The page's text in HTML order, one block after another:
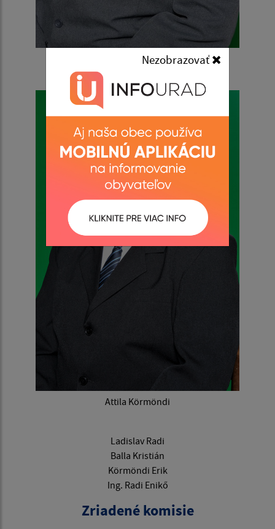
Nezobrazovať
Norbert Belán
Attila Körmöndi
Ladislav Radi
Balla Kristián
Körmöndi Erik
Ing. Radi Enikő
Zriadené komisie